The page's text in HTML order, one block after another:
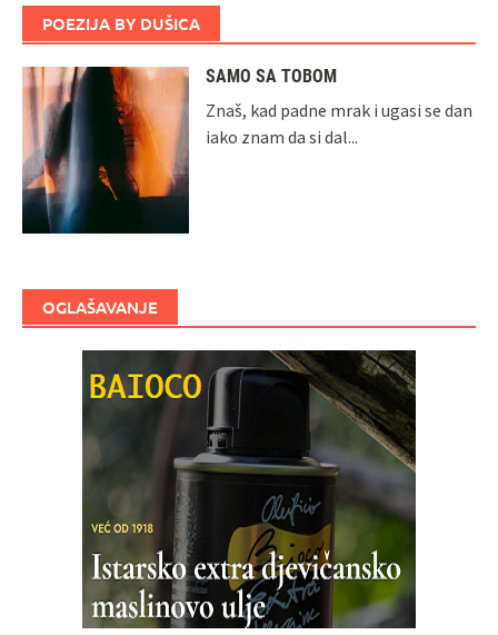
POEZIJA BY DUŠICA
SAMO SA TOBOM
Znaš, kad padne mrak i ugasi se dan
iako znam da si dal...
OGLAŠAVANJE